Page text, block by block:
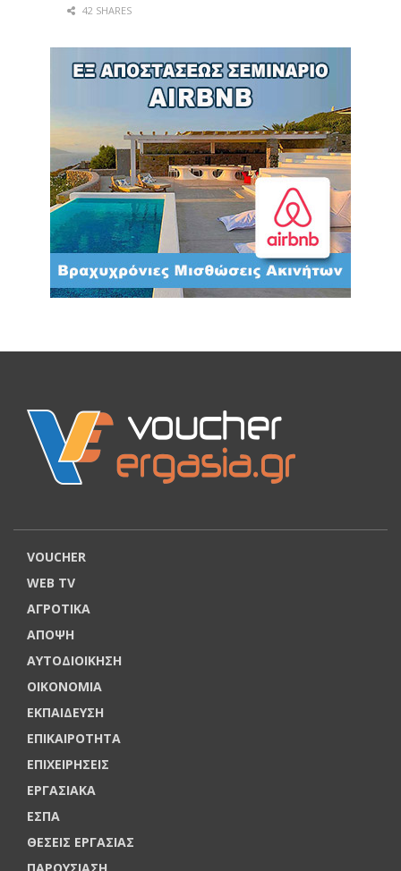
42 SHARES
VOUCHER
WEB TV
ΑΓΡΟΤΙΚΑ
ΑΠΟΨΗ
ΑΥΤΟΔΙΟΙΚΗΣΗ
ΟΙΚΟΝΟΜΙΑ
ΕΚΠΑΙΔΕΥΣΗ
ΕΠΙΚΑΙΡΟΤΗΤΑ
ΕΠΙΧΕΙΡΗΣΕΙΣ
ΕΡΓΑΣΙΑΚΑ
ΕΣΠΑ
ΘΕΣΕΙΣ ΕΡΓΑΣΙΑΣ